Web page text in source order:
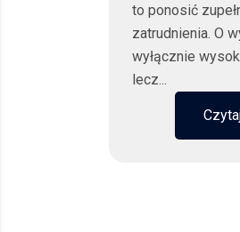
to ponosić
zatrudnienia. O
wyłącznie
lecz...